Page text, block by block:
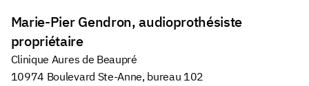
Marie-Pier Gendron, audioprothésiste
propriétaire
Clinique Aures de Beaupré
10974 Boulevard Ste-Anne, bureau 102